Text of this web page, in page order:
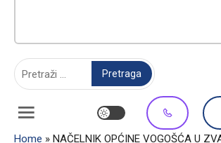
Home » NAČELNIK OPĆINE VOGOŠĆA U